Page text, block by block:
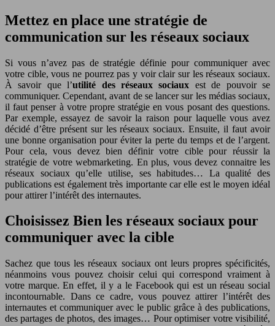
Mettez en place une stratégie de
communication sur les réseaux sociaux
Si vous n’avez pas de stratégie définie pour communiquer avec
votre cible, vous ne pourrez pas y voir clair sur les réseaux sociaux.
À savoir que l’utilité des réseaux sociaux est de pouvoir se
communiquer. Cependant, avant de se lancer sur les médias sociaux,
il faut penser à votre propre stratégie en vous posant des questions.
Par exemple, essayez de savoir la raison pour laquelle vous avez
décidé d’être présent sur les réseaux sociaux. Ensuite, il faut avoir
une bonne organisation pour éviter la perte du temps et de l’argent.
Pour cela, vous devez bien définir votre cible pour réussir la
stratégie de votre webmarketing. En plus, vous devez connaitre les
réseaux sociaux qu’elle utilise, ses habitudes… La qualité des
publications est également très importante car elle est le moyen idéal
pour attirer l’intérêt des internautes.
Choisissez Bien les réseaux sociaux pour
communiquer avec la cible
Sachez que tous les réseaux sociaux ont leurs propres spécificités,
néanmoins vous pouvez choisir celui qui correspond vraiment à
votre marque. En effet, il y a le Facebook qui est un réseau social
incontournable. Dans ce cadre, vous pouvez attirer l’intérêt des
internautes et communiquer avec le public grâce à des publications,
des partages de photos, des images… Pour optimiser votre visibilité,